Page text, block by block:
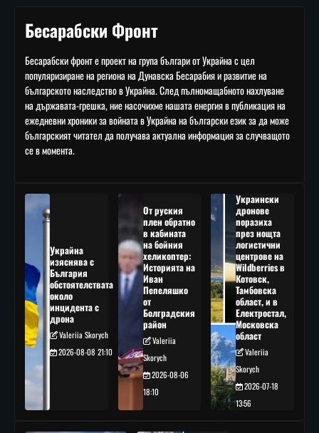
Бесарабски Фронт
Бесарабски фронт е проект на група българи от Украйна с цел
популяризиране на региона на Дунавска Бесарабия и развитие на
българското наследство в Украйна. След пълномащабното нахлуване
на държавата-грешка, ние насочихме нашата енергия в публикация на
ежедневни хроники за войната в Украйна на български език за да може
българският читател да получава актуална информация за случващото
се в момента.
Украйна
изяснява с
България
обстоятелствата
около
инцидента с
дрона
Valeriia Skorych
2026-08-08 21:10
От руския
плен обратно
в кабината
на бойния
хеликоптер:
Историята на
Иван
Пепеляшко
от
Болградския
район
Valeriia
Skorych
2026-08-06
18:10
Украински
дронове
поразиха
през нощта
логистични
центрове на
Wildberries в
Котовск,
Тамбовска
област, и в
Електростал,
Московска
област
Valeriia
Skorych
2026-07-18
13:56